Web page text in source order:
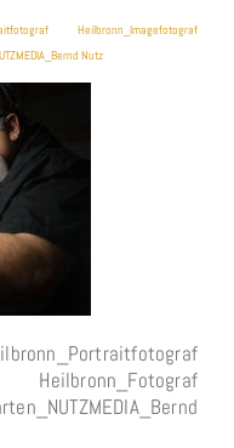
Heilbronn_Imagefotograf
Nutz